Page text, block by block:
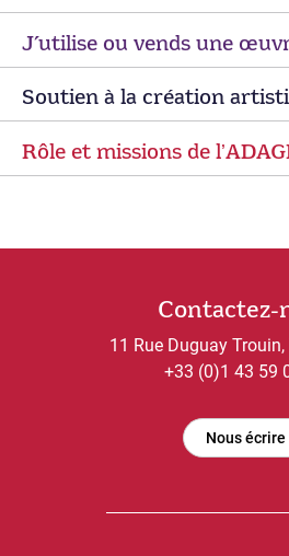
J’utilise ou vends une
Soutien à la création
Rôle et missions de
Contactez-
11 Rue Duguay
+33 (0)1 43 59
Nous écrire